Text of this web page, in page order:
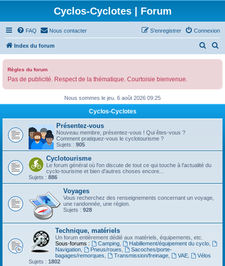
Cyclos-Cyclotes | Forum
FAQ Nous contacter Connexion
S’enregistrer
Index du forum
r
c
r
r
c
r
Règles du forum
Pas de publicité. Respect de la thématique. Courtoisie bienvenue.
Nous sommes le jeu. 6 août 2026 09:25
Cyclos-Cyclotes
Présentez-vous
Nouveau membre, présentez-vous ! Qui êtes-vous ?
Comment pratiquez-vous le cyclotourisme ?
Sujets : 905
Cyclotourisme
Le forum général où l'on discute de tout ce qui touche à l'actualité du
cyclo-tourisme et bien d'autres choses encore...
Sujets : 886
Voyages
Vous recherchez des renseignements concernant un voyage,
une randonnée, une région.
Sujets : 928
Technique, matériels
Un forum entièrement dédié aux matériels, équipements, etc.
Sous-forums :
Camping, Habillement/équipement du cyclo,
Navigation
Pneus/roues
Sacoches/porte-
bagages/remorques
Transmission/freinage, VAE,
Vélos
Sujets : 1802